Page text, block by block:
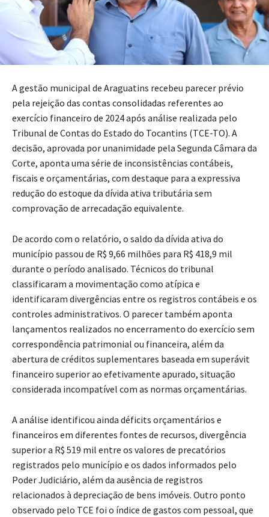
A gestão municipal de Araguatins recebeu parecer prévio
pela rejeição das contas consolidadas referentes ao
exercício financeiro de 2024 após análise realizada pelo
Tribunal de Contas do Estado do Tocantins (TCE-TO). A
decisão, aprovada por unanimidade pela Segunda Câmara da
Corte, aponta uma série de inconsistências contábeis,
fiscais e orçamentárias, com destaque para a expressiva
redução do estoque da dívida ativa tributária sem
comprovação de arrecadação equivalente.
De acordo com o relatório, o saldo da dívida ativa do
município passou de R$ 9,66 milhões para R$ 418,9 mil
durante o período analisado. Técnicos do tribunal
classificaram a movimentação como atípica e
identificaram divergências entre os registros contábeis e os
controles administrativos. O parecer também aponta
lançamentos realizados no encerramento do exercício sem
correspondência patrimonial ou financeira, além da
abertura de créditos suplementares baseada em superávit
financeiro superior ao efetivamente apurado, situação
considerada incompatível com as normas orçamentárias.
A análise identificou ainda déficits orçamentários e
financeiros em diferentes fontes de recursos, divergência
superior a R$ 519 mil entre os valores de precatórios
registrados pelo município e os dados informados pelo
Poder Judiciário, além da ausência de registros
relacionados à depreciação de bens imóveis. Outro ponto
observado pelo TCE foi o índice de gastos com pessoal, que